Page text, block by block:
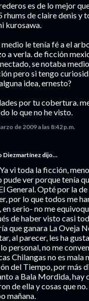
es de lo mejor
rhums de claire denis y
kurosawa.
le tenía fé a el
a verla. de ficción
se notaba
pero si tengo
idea, ernesto?
por tu cobertura.
lo que no he visto.
de 2009 a las 8:42 p.m.
Diezmartínez dijo…
vi toda la ficción,
pude ver porque tenía
General. Opté por la
por lo que todos me
serio- no me
de haber visto casi
que ganara La Oveja
al parecer, les ha
personal, no me
Chilangas no es mala
del Tiempo, por más
a Bala Mordida, hay
de ella y cosas que
mañana.